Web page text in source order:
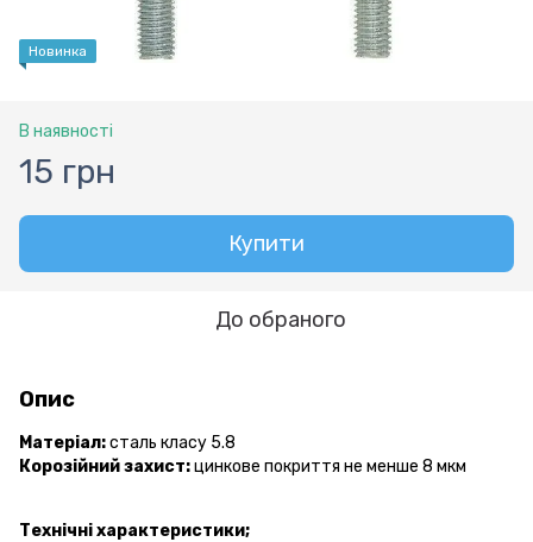
Новинка
В наявності
15 грн
Купити
До обраного
Опис
Матеріал:сталь класу 5.8
Корозійний захист:цинкове покриття не менше 8 мкм
Технічні характеристики;